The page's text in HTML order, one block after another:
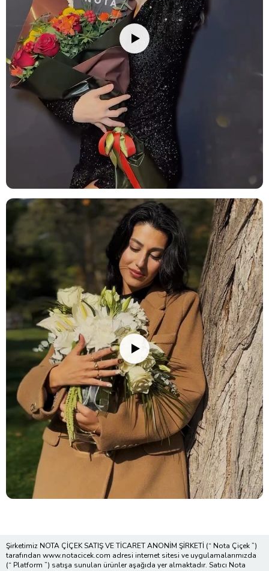
Şirketimiz NOTA ÇİÇEK SATIŞ VE TİCARET ANONİM ŞİRKETİ (“ Nota Çiçek ”)
tarafından www.notacicek.com adresi internet sitesi ve uygulamalarımızda
(“ Platform ”) satışa sunulan ürünler aşağıda yer almaktadır. Satıcı Nota